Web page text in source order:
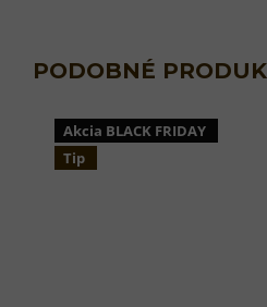
Akcia BLACK FRIDAY
Tip